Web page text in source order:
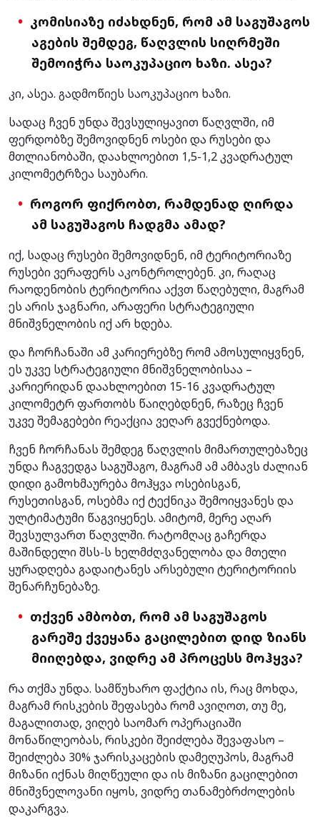
კომისიაზე იძახდნენ, რომ ამ საგუშაგოს
აგების შემდეგ, წაღვლის სიღრმეში
შემოიჭრა საოკუპაციო ხაზი. ასეა?
კი, ასეა. გადმოწიეს საოკუპაციო ხაზი.
სადაც ჩვენ უნდა შევსულიყავით წაღვლში, იმ
ფერდობზე შემოვიდნენ ოსები და რუსები და
მთლიანობაში, დაახლოებით 1,5-1,2 კვადრატულ
კილომეტრზეა საუბარი.
როგორ ფიქრობთ, რამდენად ღირდა
ამ საგუშაგოს ჩადგმა ამად?
იქ, სადაც რუსები შემოვიდნენ, იმ ტერიტორიაზე
რუსები ვერაფერს აკონტროლებენ. კი, რაღაც
რაოდენობის ტერიტორია აქვთ წაღებული, მაგრამ
ეს არის ჯაგნარი, არაფერი სტრატეგიული
მნიშვნელობის იქ არ ხდება.
და ჩორჩანაში ამ კარიერებზე რომ ამოსულიყვნენ,
ეს უკვე სტრატეგიული მნიშვნელობისაა –
კარიერიდან დაახლოებით 15-16 კვადრატულ
კილომეტრ ფართობს წაიღებდნენ, რაზეც ჩვენ
უკვე შემაგებები რეაქცია ვეღარ გვექნებოდა.
ჩვენ ჩორჩანას შემდეგ წაღვლის მიმართულებაზეც
უნდა ჩაგვედგა საგუშაგო, მაგრამ ამ ამბავს ძალიან
დიდი გამოხმაურება მოჰყვა ოსებისგან,
რუსეთისგან, ოსებმა იქ ტექნიკა შემოიყვანეს და
ულტიმატუმი წაგვიყენეს. ამიტომ, მერე აღარ
შევსულვართ წაღვლში. რატომღაც გაჩერდა
მაშინდელი შსს-ს ხელმძღვანელობა და მთელი
ყურადღება გადაიტანეს არსებული ტერიტორიის
შენარჩუნებაზე.
თქვენ ამბობთ, რომ ამ საგუშაგოს
გარეშე ქვეყანა გაცილებით დიდ ზიანს
მიიღებდა, ვიდრე ამ პროცესს მოჰყვა?
რა თქმა უნდა. სამწუხარო ფაქტია ის, რაც მოხდა,
მაგრამ რისკების შეფასება რომ ავიღოთ, თუ მე,
მაგალითად, ვიღებ საომარ ოპერაციაში
მონაწილეობას, რისკები შეიძლება შევაფასო –
შეიძლება 30% ჯარისკაცების დამეღუპოს, მაგრამ
მიზანი იქნას მიღწეული და ის მიზანი გაცილებით
მნიშვნელოვანი იყოს, ვიდრე თანამებრძოლების
დაკარგვა.